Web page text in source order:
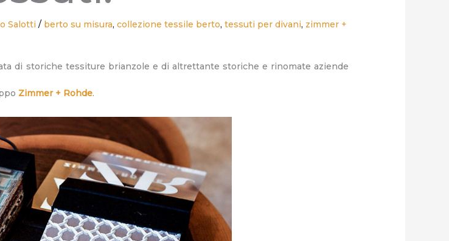
Salotti/ berto su misura,collezione tessile berto,tessuti per divani, zimmer +
di storiche tessiture brianzole e di altrettante storiche e rinomate aziende
Zimmer + Rohde.